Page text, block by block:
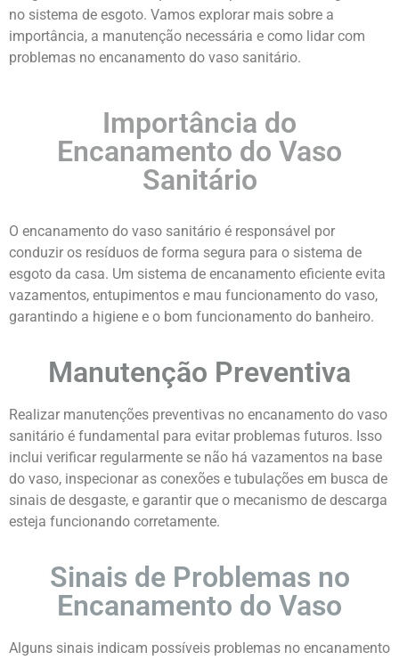
no sistema de esgoto. Vamos explorar mais sobre a
importância, a manutenção necessária e como lidar com
problemas no encanamento do vaso sanitário.
Importância do
Encanamento do Vaso
Sanitário
O encanamento do vaso sanitário é responsável por
conduzir os resíduos de forma segura para o sistema de
esgoto da casa. Um sistema de encanamento eficiente evita
vazamentos, entupimentos e mau funcionamento do vaso,
garantindo a higiene e o bom funcionamento do banheiro.
Manutenção Preventiva
Realizar manutenções preventivas no encanamento do vaso
sanitário é fundamental para evitar problemas futuros. Isso
inclui verificar regularmente se não há vazamentos na base
do vaso, inspecionar as conexões e tubulações em busca de
sinais de desgaste, e garantir que o mecanismo de descarga
esteja funcionando corretamente.
Sinais de Problemas no
Encanamento do Vaso
Alguns sinais indicam possíveis problemas no encanamento